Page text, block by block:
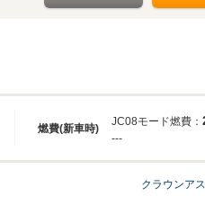
燃費(新車時)
JC08モード燃費：
---
クラウンア